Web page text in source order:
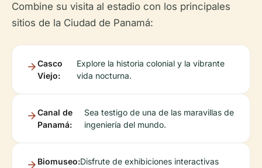
Combine su visita al estadio con los principales
sitios de la Ciudad de Panamá:
Casco
Viejo:
Explore la historia colonial y la vibrante
vida nocturna.
Canal de
Panamá:
Sea testigo de una de las maravillas de
ingeniería del mundo.
Biomuseo:Disfrute de exhibiciones interactivas